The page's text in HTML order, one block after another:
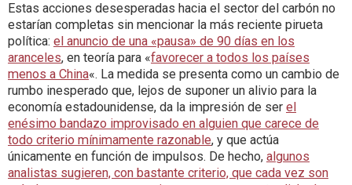
Estas acciones desesperadas hacia el sector del carbón no
estarían completas sin mencionar la más reciente pirueta
política: el anuncio de una «pausa» de 90 días en los
aranceles, en teoría para «favorecer a todos los países
menos a China«. La medida se presenta como un cambio de
rumbo inesperado que, lejos de suponer un alivio para la
economía estadounidense, da la impresión de ser el
enésimo bandazo improvisado en alguien que carece de
todo criterio mínimamente razonable, y que actúa
únicamente en función de impulsos. De hecho, algunos
analistas sugieren, con bastante criterio, que cada vez son